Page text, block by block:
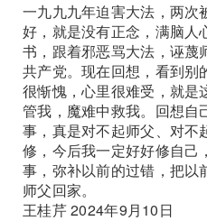
一九九九年迫害大法，两次
好，就是没有正念，满脑人
书，跟着邪恶骂大法，诬蔑
共产党。现在回想，看到别
很惭愧，心里很难受，就是
管我，魔难中救我。回想自
事，真是对不起师父、对不
修，今后我一定好好修自己
事，弥补以前的过错，把以
师父回家。
王桂芹 2024年9月10日